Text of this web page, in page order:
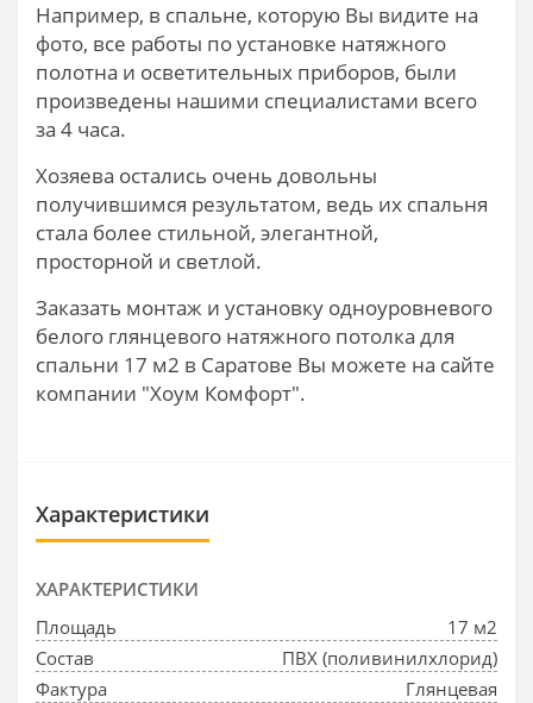
Например, в спальне, которую Вы видите на
фото, все работы по установке натяжного
полотна и осветительных приборов, были
произведены нашими специалистами всего
за 4 часа.
Хозяева остались очень довольны
получившимся результатом, ведь их спальня
стала более стильной, элегантной,
просторной и светлой.
Заказать монтаж и установку одноуровневого
белого глянцевого натяжного потолка для
спальни 17 м2 в Саратове Вы можете на сайте
компании "Хоум Комфорт".
Характеристики
ХАРАКТЕРИСТИКИ
Площадь
17 м2
Состав
ПВХ (поливинилхлорид)
Фактура
Глянцевая